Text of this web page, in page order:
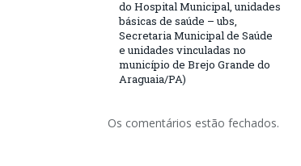
do Hospital Municipal, unidades
básicas de saúde – ubs,
Secretaria Municipal de Saúde
e unidades vinculadas no
município de Brejo Grande do
Araguaia/PA)
Os comentários estão fechados.